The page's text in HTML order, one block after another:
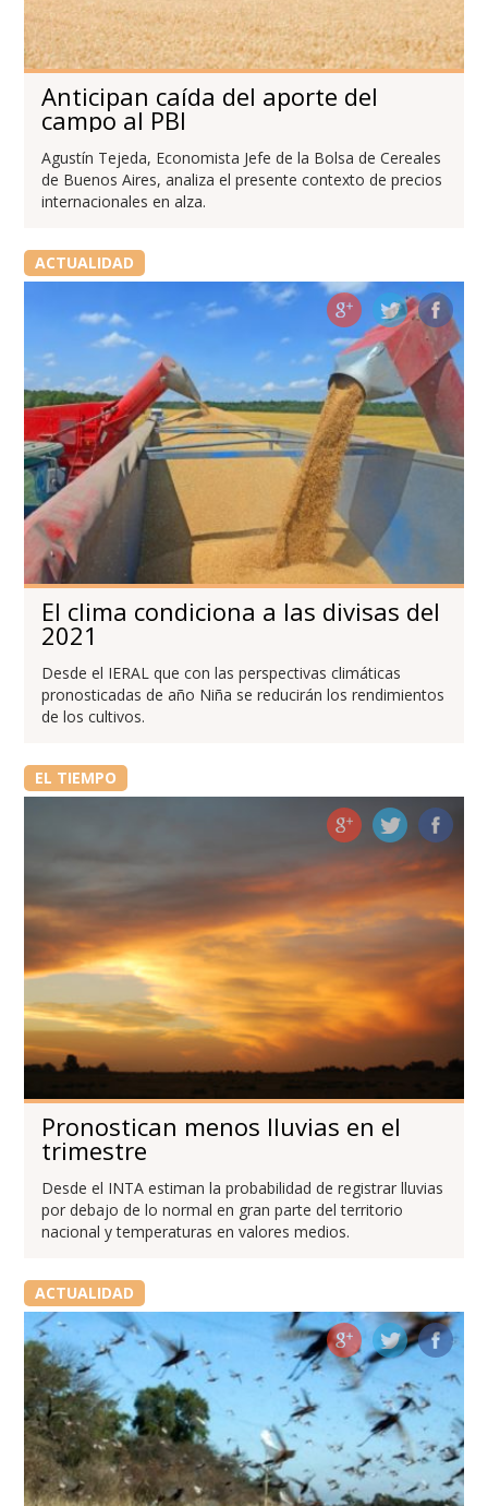
Anticipan caída del aporte del
campo al PBI
Agustín Tejeda, Economista Jefe de la Bolsa de Cereales
de Buenos Aires, analiza el presente contexto de precios
internacionales en alza.
ACTUALIDAD
El clima condiciona a las divisas del
2021
Desde el IERAL que con las perspectivas climáticas
pronosticadas de año Niña se reducirán los rendimientos
de los cultivos.
EL TIEMPO
Pronostican menos lluvias en el
trimestre
Desde el INTA estiman la probabilidad de registrar lluvias
por debajo de lo normal en gran parte del territorio
nacional y temperaturas en valores medios.
ACTUALIDAD